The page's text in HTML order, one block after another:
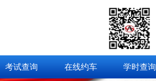
考试查询 在线约车 学时查询